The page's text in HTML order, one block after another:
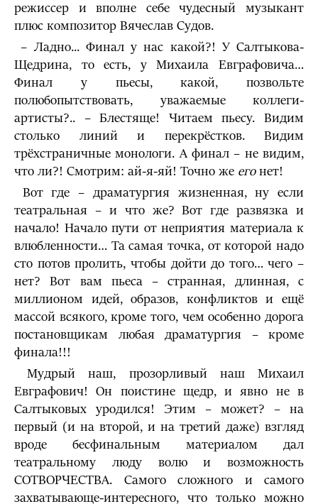
режиссер и вполне себе чудесный музыкант
плюс композитор Вячеслав Судов.
– Ладно... Финал у нас какой?! У Салтыкова-
Щедрина, то есть, у Михаила Евграфовича…
Финал у пьесы, какой, позвольте
полюбопытствовать, уважаемые коллеги-
артисты?.. – Блестяще! Читаем пьесу. Видим
столько линий и перекрёстков. Видим
трёхстраничные монологи. А финал – не видим,
что ли?! Смотрим: ай-я-яй! Точно же его нет!
Вот где – драматургия жизненная, ну если
театральная – и что же? Вот где развязка и
начало! Начало пути от неприятия материала к
влюбленности… Та самая точка, от которой надо
сто потов пролить, чтобы дойти до того… чего –
нет? Вот вам пьеса – странная, длинная, с
миллионом идей, образов, конфликтов и ещё
массой всякого, кроме того, чем особенно дорога
постановщикам любая драматургия – кроме
финала!!!
Мудрый наш, прозорливый наш Михаил
Евграфович! Он поистине щедр, и явно не в
Салтыковых уродился! Этим – может? – на
первый (и на второй, и на третий даже) взгляд
вроде бесфинальным материалом дал
театральному люду волю и возможность
СОТВОРЧЕСТВА. Самого сложного и самого
захватывающе-интересного, что только можно